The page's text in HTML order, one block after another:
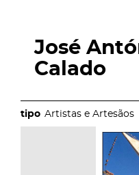
José
Calado
Artistas e Artesãos